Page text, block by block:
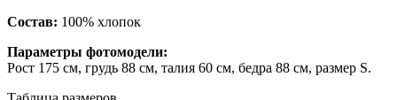
Состав: 100% хлопок
Параметры фотомодели:
Рост 175 см, грудь 88 см, талия 60 см, бедра 88 см, размер S.